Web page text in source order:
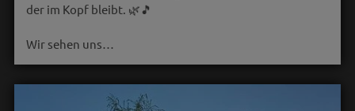
der im Kopf bleibt. 🌿🎵
Wir sehen uns…